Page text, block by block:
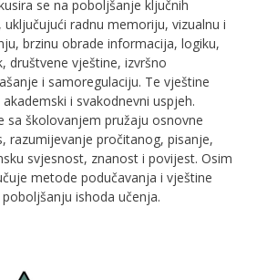
se na poboljšanje ključnih
radnu memoriju, vizualnu i
brzinu obrade informacija, logiku,
društvene vještine, izvršno
i samoregulaciju. Te vještine
i svakodnevni uspjeh.
sa školovanjem pružaju osnovne
razumijevanje pročitanog, pisanje,
svjesnost, znanost i povijest. Osim
metode podučavanja i vještine
ishoda učenja.